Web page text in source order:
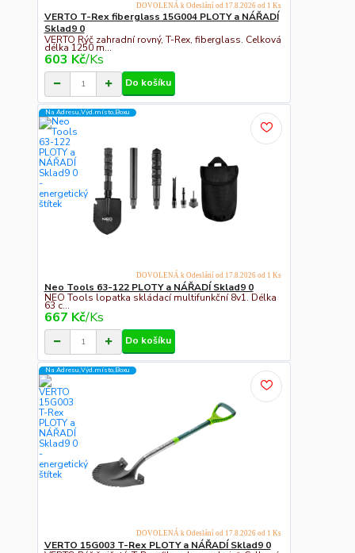
VERTO T-Rex fiberglass 15G004 PLOTY a NÁŘADÍ
Sklad9 0
VERTO Rýč zahradní rovný, T-Rex, fiberglass. Celková
délka 1250 m...
603 Kč/Ks
DOVOLENÁ k Odeslání od 17.8.2026 od 1 Ks
Do košíku
Na Adresu,Výd.místo,Boxu
Neo Tools 63-122 PLOTY a NÁŘADÍ Sklad9 0
NEO Tools lopatka skládací multifunkční 8v1. Délka
63 c...
667 Kč/Ks
DOVOLENÁ k Odeslání od 17.8.2026 od 1 Ks
Do košíku
Na Adresu,Výd.místo,Boxu
VERTO 15G003 T-Rex PLOTY a NÁŘADÍ Sklad9 0
DOVOLENÁ k Odeslání od 17.8.2026 od 1 Ks